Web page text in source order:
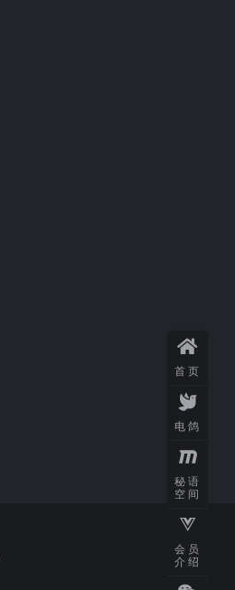
首页
电鸽
秘语
空间
会员
介绍